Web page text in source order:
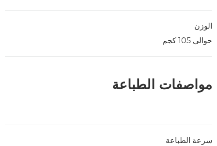
الوزن
حوالى 105 كجم
مواصفات الطباعة
سرعة الطباعة